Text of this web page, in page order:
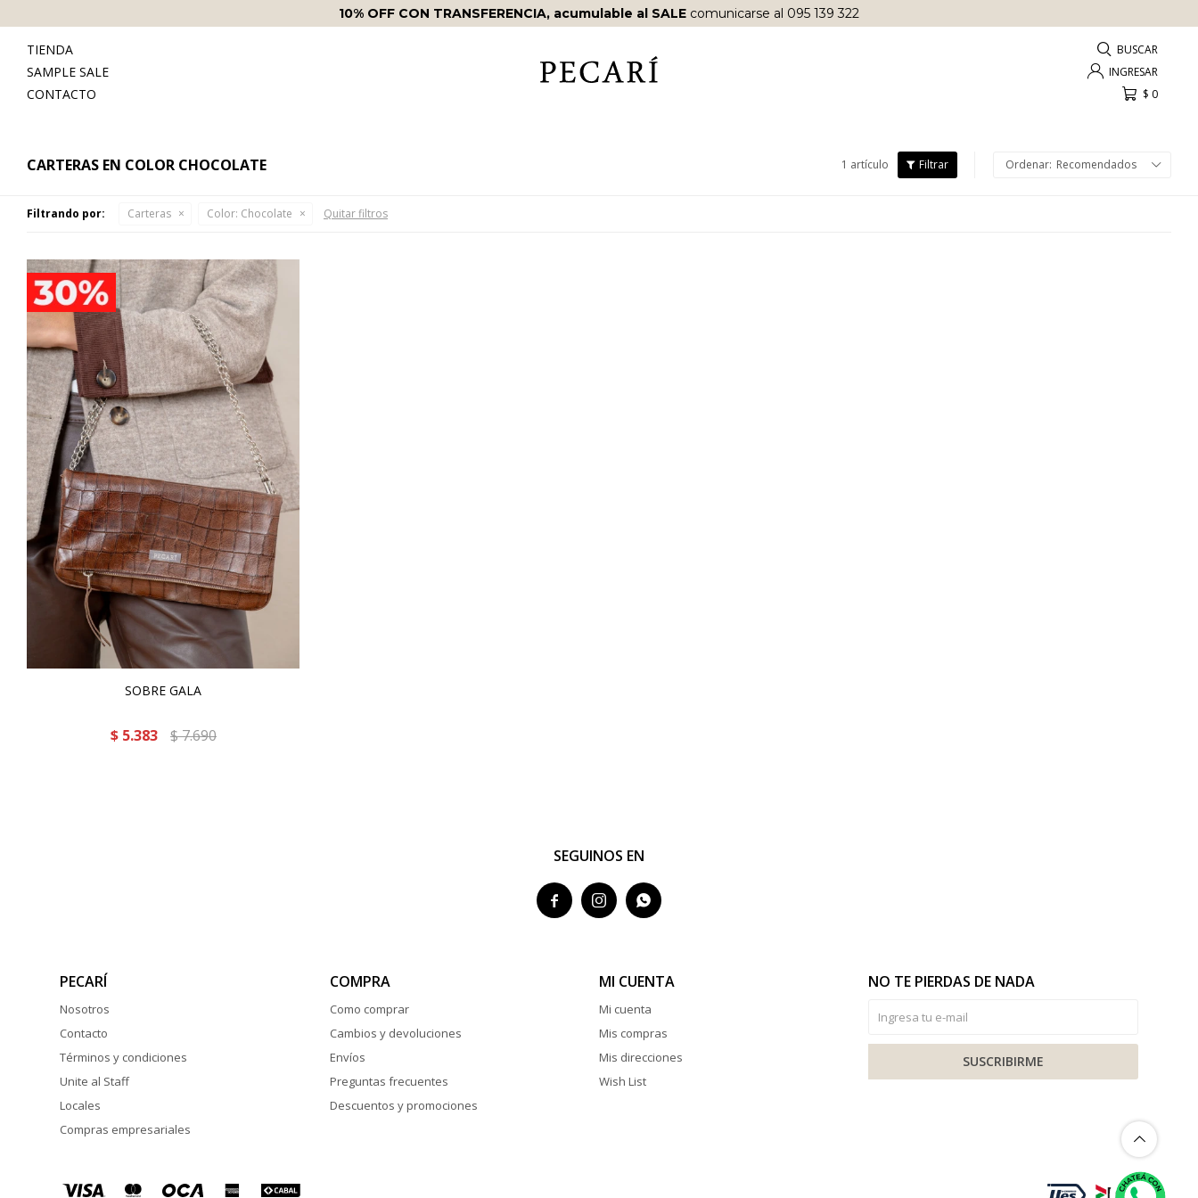
10% OFF CON TRANSFERENCIA, acumulable al SALE comunicarse al 095 139 322
TIENDA
SAMPLE SALE
CONTACTO
$ 0
CARTERAS EN COLOR CHOCOLATE 1 artículo Recomendados
Filtrando por: Carteras Color: Chocolate Quitar filtros
SOBRE GALA
$ 5.383 $7.690
SEGUINOS EN
  
PECARÍ
Nosotros
Contacto
Términos y condiciones
Unite al Staff
Locales
Compras empresariales
COMPRA
Como comprar
Cambios y devoluciones
Envíos
Preguntas frecuentes
Descuentos y promociones
MI CUENTA
Mi cuenta
Mis compras
Mis direcciones
Wish List
NO TE PIERDAS DE NADA
SUSCRIBIRME